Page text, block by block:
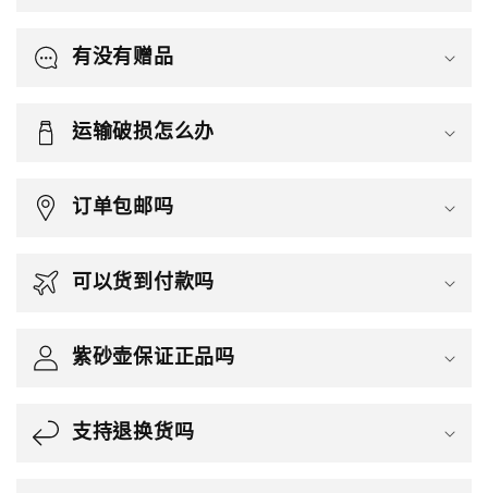
有没有赠品
运输破损怎么办
订单包邮吗
可以货到付款吗
紫砂壶保证正品吗
支持退换货吗